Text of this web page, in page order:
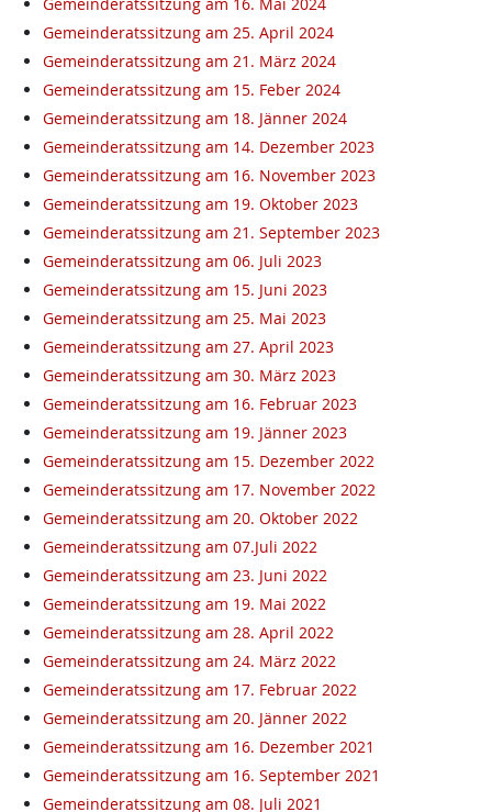
Gemeinderatssitzung am 25. April 2024
Gemeinderatssitzung am 21. März 2024
Gemeinderatssitzung am 15. Feber 2024
Gemeinderatssitzung am 18. Jänner 2024
Gemeinderatssitzung am 14. Dezember 2023
Gemeinderatssitzung am 16. November 2023
Gemeinderatssitzung am 19. Oktober 2023
Gemeinderatssitzung am 21. September 2023
Gemeinderatssitzung am 06. Juli 2023
Gemeinderatssitzung am 15. Juni 2023
Gemeinderatssitzung am 25. Mai 2023
Gemeinderatssitzung am 27. April 2023
Gemeinderatssitzung am 30. März 2023
Gemeinderatssitzung am 16. Februar 2023
Gemeinderatssitzung am 19. Jänner 2023
Gemeinderatssitzung am 15. Dezember 2022
Gemeinderatssitzung am 17. November 2022
Gemeinderatssitzung am 20. Oktober 2022
Gemeinderatssitzung am 07.Juli 2022
Gemeinderatssitzung am 23. Juni 2022
Gemeinderatssitzung am 19. Mai 2022
Gemeinderatssitzung am 28. April 2022
Gemeinderatssitzung am 24. März 2022
Gemeinderatssitzung am 17. Februar 2022
Gemeinderatssitzung am 20. Jänner 2022
Gemeinderatssitzung am 16. Dezember 2021
Gemeinderatssitzung am 16. September 2021
Gemeinderatssitzung am 08. Juli 2021